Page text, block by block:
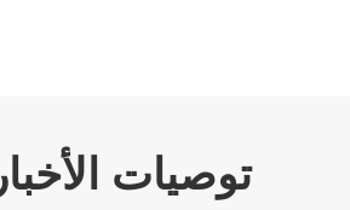
توصيات الأخبار